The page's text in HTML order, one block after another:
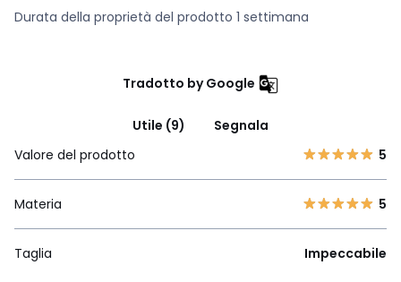
Durata della proprietà del prodotto 1 settimana
Tradotto by Google
Utile (9)
Segnala
Valore del prodotto
5
Materia 5
Taglia Impeccabile